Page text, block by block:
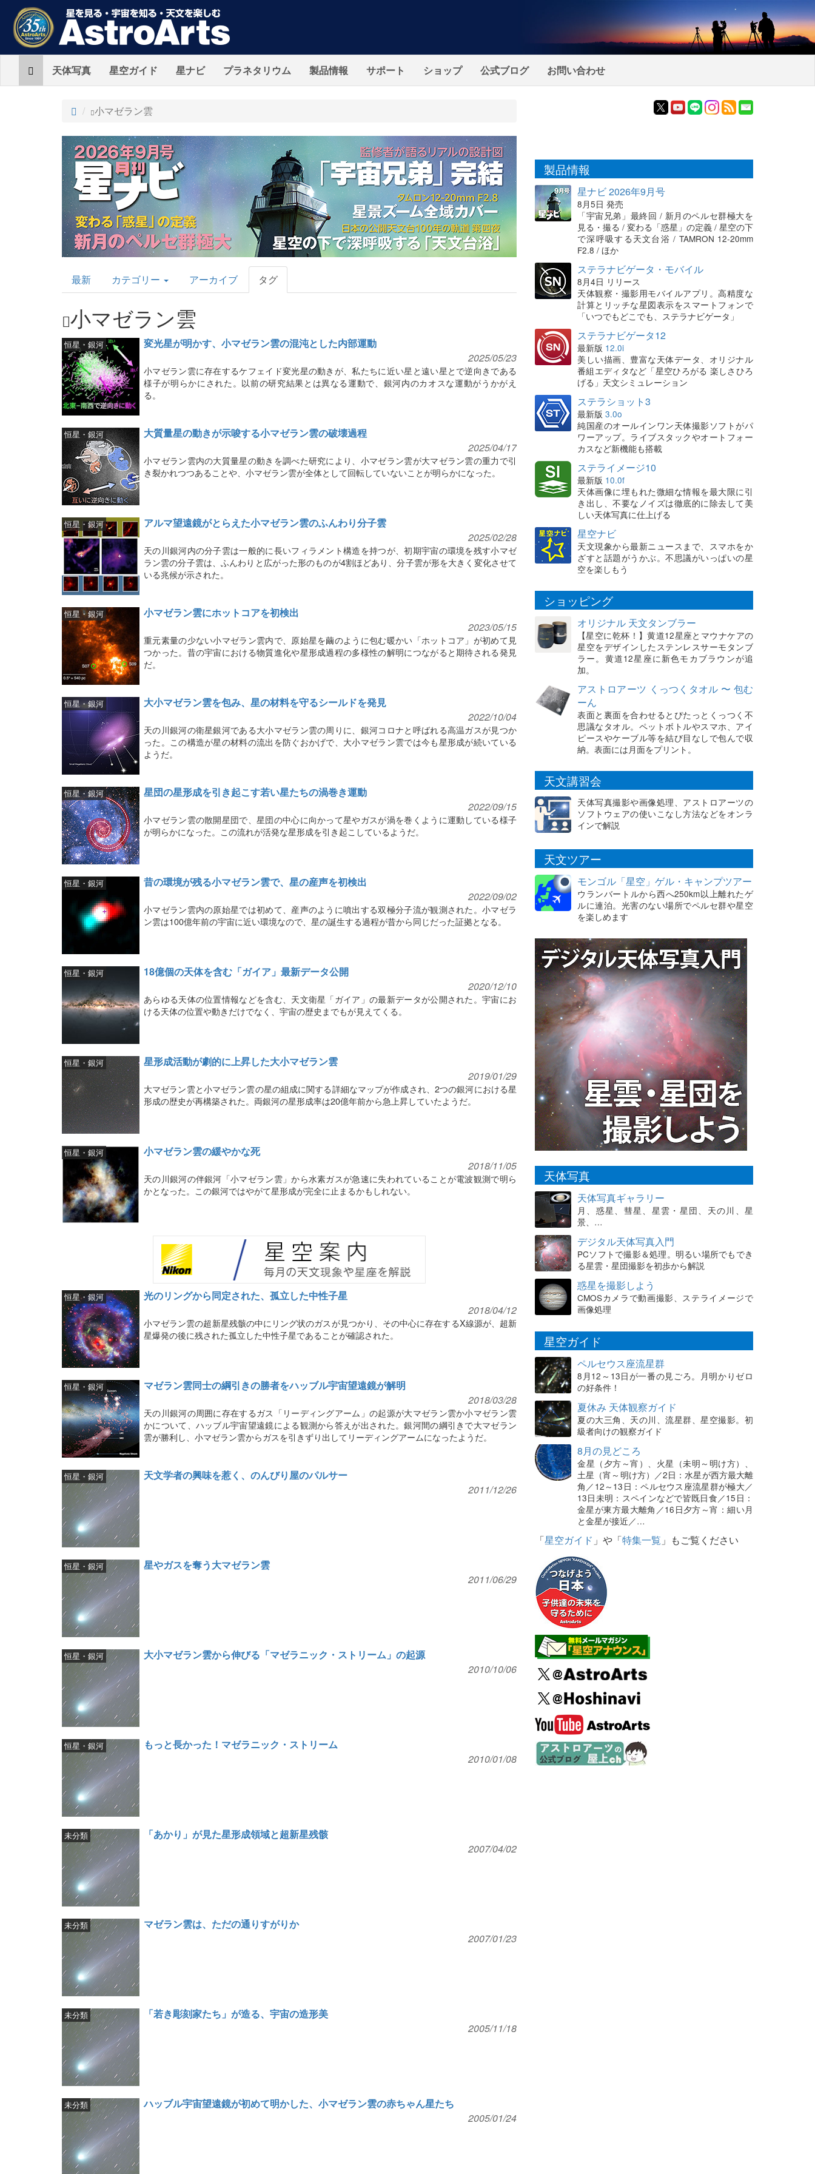
Home天体写真 星空ガイド 星ナビ プラネタリウム 製品情報 サポート ショップ 公式ブログ お問い合わせ
ト
プ
小マゼラン雲
AstroArts
Topics
最新 カテゴリー アーカイブ タグ
小マゼラン雲
変光星が明かす、小マゼラン雲の混沌とした内部運動
恒星・銀河
2025/05/23
小マゼラン雲に存在するケフェイド変光星の動きが、私たちに近い星と遠い星とで逆向きである
様子が明らかにされた。以前の研究結果とは異なる運動で、銀河内のカオスな運動がうかがえ
る。
大質量星の動きが示唆する小マゼラン雲の破壊過程
恒星・銀河
2025/04/17
小マゼラン雲内の大質量星の動きを調べた研究により、小マゼラン雲が大マゼラン雲の重力で引
き裂かれつつあることや、小マゼラン雲が全体として回転していないことが明らかになった。
アルマ望遠鏡がとらえた小マゼラン雲のふんわり分子雲
恒星・銀河
2025/02/28
天の川銀河内の分子雲は一般的に長いフィラメント構造を持つが、初期宇宙の環境を残す小マゼ
ラン雲の分子雲は、ふんわりと広がった形のものが4割ほどあり、分子雲が形を大きく変化させて
いる兆候が示された。
小マゼラン雲にホットコアを初検出
恒星・銀河
2023/05/15
重元素量の少ない小マゼラン雲内で、原始星を繭のように包む暖かい「ホットコア」が初めて見
つかった。昔の宇宙における物質進化や星形成過程の多様性の解明につながると期待される発見
だ。
大小マゼラン雲を包み、星の材料を守るシールドを発見
恒星・銀河
2022/10/04
天の川銀河の衛星銀河である大小マゼラン雲の周りに、銀河コロナと呼ばれる高温ガスが見つか
った。この構造が星の材料の流出を防ぐおかげで、大小マゼラン雲では今も星形成が続いている
ようだ。
星団の星形成を引き起こす若い星たちの渦巻き運動
恒星・銀河
2022/09/15
小マゼラン雲の散開星団で、星団の中心に向かって星やガスが渦を巻くように運動している様子
が明らかになった。この流れが活発な星形成を引き起こしているようだ。
昔の環境が残る小マゼラン雲で、星の産声を初検出
恒星・銀河
2022/09/02
小マゼラン雲内の原始星では初めて、産声のように噴出する双極分子流が観測された。小マゼラ
ン雲は100億年前の宇宙に近い環境なので、星の誕生する過程が昔から同じだった証拠となる。
18億個の天体を含む「ガイア」最新データ公開
恒星・銀河
2020/12/10
あらゆる天体の位置情報などを含む、天文衛星「ガイア」の最新データが公開された。宇宙にお
ける天体の位置や動きだけでなく、宇宙の歴史までもが見えてくる。
星形成活動が劇的に上昇した大小マゼラン雲
恒星・銀河
2019/01/29
大マゼラン雲と小マゼラン雲の星の組成に関する詳細なマップが作成され、2つの銀河における星
形成の歴史が再構築された。両銀河の星形成率は20億年前から急上昇していたようだ。
小マゼラン雲の緩やかな死
恒星・銀河
2018/11/05
天の川銀河の伴銀河「小マゼラン雲」から水素ガスが急速に失われていることが電波観測で明ら
かとなった。この銀河ではやがて星形成が完全に止まるかもしれない。
光のリングから同定された、孤立した中性子星
恒星・銀河
2018/04/12
小マゼラン雲の超新星残骸の中にリング状のガスが見つかり、その中心に存在するX線源が、超新
星爆発の後に残された孤立した中性子星であることが確認された。
マゼラン雲同士の綱引きの勝者をハッブル宇宙望遠鏡が解明
恒星・銀河
2018/03/28
天の川銀河の周囲に存在するガス「リーディングアーム」の起源が大マゼラン雲か小マゼラン雲
かについて、ハッブル宇宙望遠鏡による観測から答えが出された。銀河間の綱引きで大マゼラン
雲が勝利し、小マゼラン雲からガスを引きずり出してリーディングアームになったようだ。
天文学者の興味を惹く、のんびり屋のパルサー
恒星・銀河
2011/12/26
星やガスを奪う大マゼラン雲
恒星・銀河
2011/06/29
大小マゼラン雲から伸びる「マゼラニック・ストリーム」の起源
恒星・銀河
2010/10/06
もっと長かった！マゼラニック・ストリーム
恒星・銀河
2010/01/08
「あかり」が見た星形成領域と超新星残骸
未分類
2007/04/02
マゼラン雲は、ただの通りすがりか
未分類
2007/01/23
「若き彫刻家たち」が造る、宇宙の造形美
未分類
2005/11/18
ハッブル宇宙望遠鏡が初めて明かした、小マゼラン雲の赤ちゃん星たち
未分類
2005/01/24
製品情報
星ナビ 2026年9月号
8月5日 発売
「宇宙兄弟」最終回 / 新月のペルセ群極大を
見る・撮る / 変わる「惑星」の定義 / 星空の下
で深呼吸する天文台浴 / TAMRON 12-20mm
F2.8 / ほか
ステラナビゲータ・モバイル
8月4日 リリース
天体観察・撮影用モバイルアプリ。高精度な
計算とリッチな星図表示をスマートフォンで
「いつでもどこでも、ステラナビゲータ」
ステラナビゲータ12
最新版 12.0i
美しい描画、豊富な天体データ、オリジナル
番組エディタなど「星空ひろがる 楽しさひろ
げる」天文シミュレーション
ステラショット3
最新版 3.0o
純国産のオールインワン天体撮影ソフトがパ
ワーアップ。ライブスタックやオートフォー
カスなど新機能も搭載
ステライメージ10
最新版 10.0f
天体画像に埋もれた微細な情報を最大限に引
き出し、不要なノイズは徹底的に除去して美
しい天体写真に仕上げる
星空ナビ
天文現象から最新ニュースまで、スマホをか
ざすと話題がうかぶ。不思議がいっぱいの星
空を楽しもう
ショッピング
オリジナル 天文タンブラー
【星空に乾杯！】黄道12星座とマウナケアの
星空をデザインしたステンレスサーモタンブ
ラー。黄道12星座に新色モカブラウンが追
加。
アストロアーツ くっつくタオル 〜 包む
ーん
表面と裏面を合わせるとぴたっとくっつく不
思議なタオル。ペットボトルやスマホ、アイ
ピースやケーブル等を結び目なしで包んで収
納。表面には月面をプリント。
天文講習会
天体写真撮影や画像処理、アストロアーツの
ソフトウェアの使いこなし方法などをオンラ
インで解説
天文ツアー
モンゴル「星空」ゲル・キャンプツアー
ウランバートルから西へ250km以上離れたゲ
ルに連泊。光害のない場所でペルセ群や星空
を楽しめます
天体写真
天体写真ギャラリー
月、惑星、彗星、星雲・星団、天の川、星
景、…
デジタル天体写真入門
PCソフトで撮影＆処理。明るい場所でもでき
る星雲・星団撮影を初歩から解説
惑星を撮影しよう
CMOSカメラで動画撮影、ステライメージで
画像処理
星空ガイド
ペルセウス座流星群
8月12～13日が一番の見ごろ。月明かりゼロ
の好条件！
夏休み 天体観察ガイド
夏の大三角、天の川、流星群、星空撮影。初
級者向けの観察ガイド
8月の見どころ
金星（夕方～宵）、火星（未明～明け方）、
土星（宵～明け方）／2日：水星が西方最大離
角／12～13日：ペルセウス座流星群が極大／
13日未明：スペインなどで皆既日食／15日：
金星が東方最大離角／16日夕方～宵：細い月
と金星が接近／…
「星空ガイド 」や「特集一覧 」もご覧ください